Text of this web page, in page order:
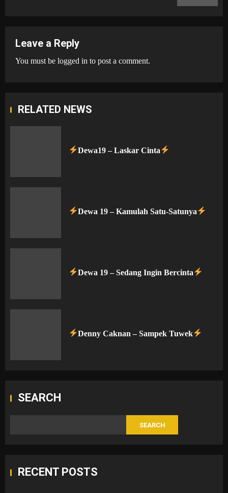
Leave a Reply
You must be logged in to post a comment.
RELATED NEWS
Dewa19 – Laskar Cinta
Dewa 19 – Kamulah Satu-Satunya
Dewa 19 – Sedang Ingin Bercinta
Denny Caknan – Sampek Tuwek
SEARCH
SEARCH
RECENT POSTS